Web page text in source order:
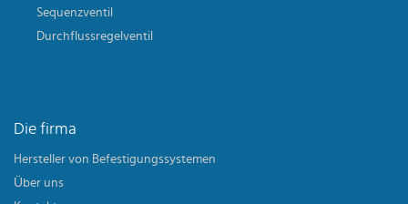
Sequenzventil
Durchflussregelventil
Die firma
Hersteller von Befestigungssystemen
Über uns